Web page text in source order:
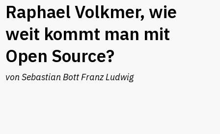
Raphael Volkmer, wie
weit kommt man mit
Open Source?
vonSebastian Bott Franz Ludwig